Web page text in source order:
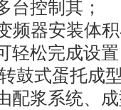
台控制其；
安装体积
轻松完成设
式蛋托成型
配浆系统、